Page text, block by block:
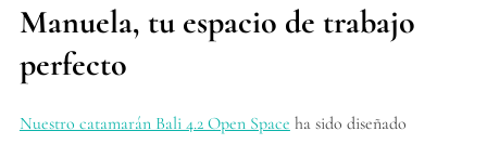
Manuela, tu espacio de trabajo
perfecto
Nuestro catamarán Bali 4.2 Open Space ha sido diseñado